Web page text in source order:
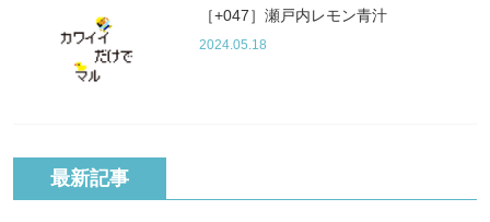
［+047］瀬戸内レモン青汁
2024.05.18
最新記事